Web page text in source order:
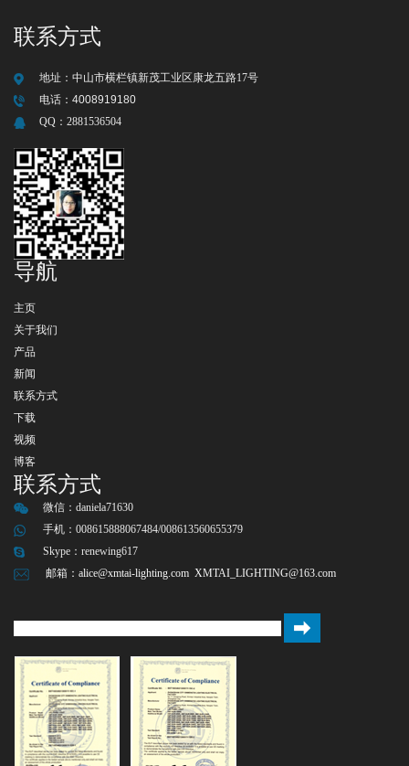
联系方式
地址： 中山市横栏镇新茂工业区康龙五路17号
电话： 4008919180
QQ： 2881536504
导航
主页
关于我们
产品
新闻
联系方式
下载
视频
博客
联系方式
微信： daniela71630
手机：008615888067484/008613560655379
Skype： renewing617
邮箱： alice@xmtai-lighting.com XMTAI_LIGHTING@163.com